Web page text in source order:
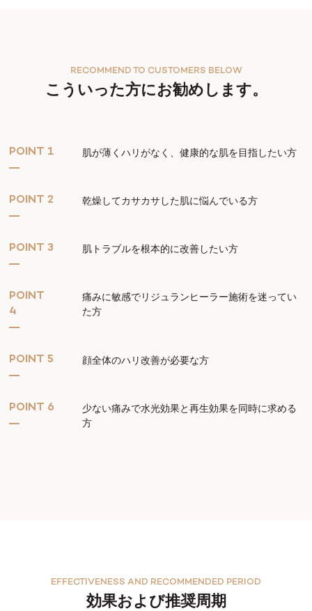
こういった方にお勧めします。
RECOMMEND TO CUSTOMERS BELOW
POINT 1 肌が薄くハリがなく、健康的な肌を目指したい方
POINT 2 乾燥してカサカサした肌に悩んでいる方
POINT 3 肌トラブルを根本的に改善したい方
POINT
4
痛みに敏感でリジュランヒーラー施術を迷ってい
た方
POINT 5 顔全体のハリ改善が必要な方
POINT 6
少ない痛みで水光効果と再生効果を同時に求める
方
効果および推奨周期
EFFECTIVENESS AND RECOMMENDED PERIOD